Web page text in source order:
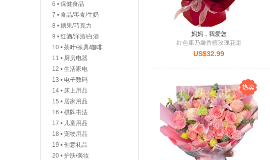
刚刚有客户下单：从United States (美国)
刚刚有客户下单：从United States (美国)
妈妈，我爱您
红色康乃馨香槟玫瑰花束
US$32.99
6 • 保健食品
7 • 食品/零食/牛奶
8 • 糖果/巧克力
9 • 红酒/洋酒/白酒
10 • 茶叶/茶具/咖啡
11 • 厨房电器
12 • 生活家电
13 • 电子数码
14 • 床上用品
15 • 居家用品
16 • 棋牌书法
17 • 儿童用品
18 • 宠物用品
19 • 创意礼品
20 • 护肤/美妆